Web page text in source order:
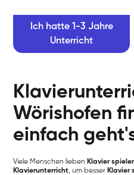
Ich hatte 1-3 Jahre
Unterricht
Wörishofen
einfach
Viele Menschen lieben Klavier
Klavierunterricht, um besser Klavier